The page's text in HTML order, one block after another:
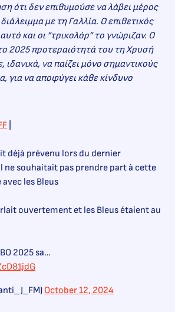
ότι δεν επιθυμούσε να λάβει μέρος
με τη Γαλλία. Ο επιθετικός
και οι ”τρικολόρ” το γνώριζαν. Ο
2025 προτεραιότητά του τη Χρυσή
ιδανικά, να παίζει μόνο σημαντικούς
για να αποφύγει κάθε κίνδυνο
déjà prévenu lors du dernier
ne souhaitait pas prendre part à cette
les Bleus
ouvertement et les Bleus étaient au
2025 sa…
October 12, 2024